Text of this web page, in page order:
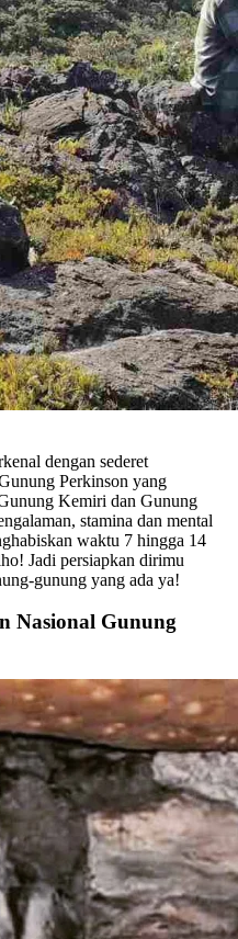
dengan sederet
Perkinson yang
Kemiri dan Gunung
stamina dan mental
waktu 7 hingga 14
Jadi persiapkan dirimu
gunung yang ada ya!
Nasional Gunung